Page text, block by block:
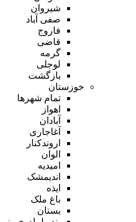
شیروان
صفی آباد
فاروج
قاضی
گرمه
لوجلی
بازگشت
خوزستان
تمام شهر‌ها
اهواز
آبادان
آغاجاری
اروندکنار
الوان
امیدیه
اندیمشک
ایذه
باغ ملک
بستان